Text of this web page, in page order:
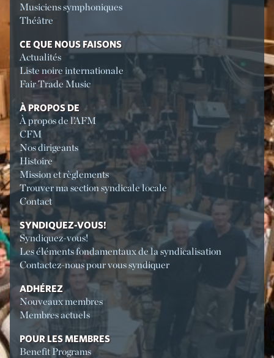
Musiciens symphoniques
Théâtre
CE QUE NOUS FAISONS
Actualités
Liste noire internationale
Fair Trade Music
À PROPOS DE
À propos de l’AFM
CFM
Nos dirigeants
Histoire
Mission et règlements
Trouver ma section syndicale locale
Contact
SYNDIQUEZ-VOUS!
Syndiquez-vous!
Les éléments fondamentaux de la syndicalisation
Contactez-nous pour vous syndiquer
ADHÉREZ
Nouveaux membres
Membres actuels
POUR LES MEMBRES
Benefit Programs